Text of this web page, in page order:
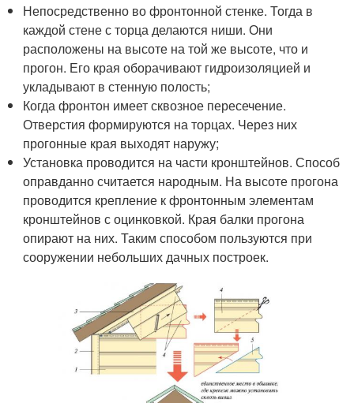
Непосредственно во фронтонной стенке. Тогда в
каждой стене с торца делаются ниши. Они
расположены на высоте на той же высоте, что и
прогон. Его края оборачивают гидроизоляцией и
укладывают в стенную полость;
Когда фронтон имеет сквозное пересечение.
Отверстия формируются на торцах. Через них
прогонные края выходят наружу;
Установка проводится на части кронштейнов. Способ
оправданно считается народным. На высоте прогона
проводится крепление к фронтонным элементам
кронштейнов с оцинковкой. Края балки прогона
опирают на них. Таким способом пользуются при
сооружении небольших дачных построек.